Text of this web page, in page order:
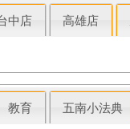
中店 高雄店
教育 五南小法典